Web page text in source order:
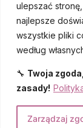
ulepszać
najlepsze
wszystkie pliki
według
🔧 Twoja
zasady!
Zarządzaj